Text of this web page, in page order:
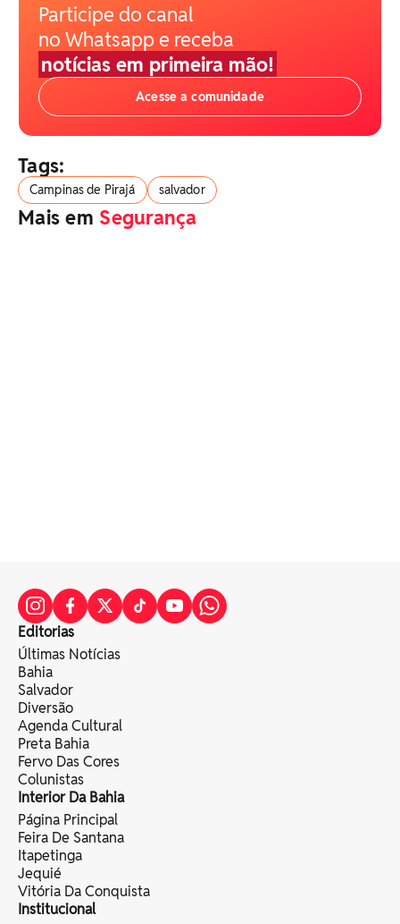
Participe do canal
no Whatsapp e receba
notícias em primeira mão!
Acesse a comunidade
Tags:
Campinas de Pirajá salvador
Mais em Segurança
Editorias
Últimas Notícias
Bahia
Salvador
Diversão
Agenda Cultural
Preta Bahia
Fervo Das Cores
Colunistas
Interior Da Bahia
Página Principal
Feira De Santana
Itapetinga
Jequié
Vitória Da Conquista
Institucional